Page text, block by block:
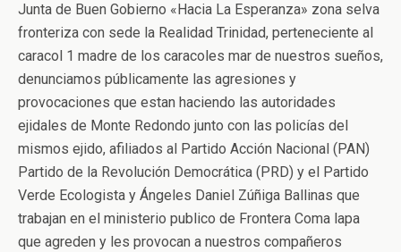
Junta de Buen Gobierno «Hacia La Esperanza» zona selva
fronteriza con sede la Realidad Trinidad, perteneciente al
caracol 1 madre de los caracoles mar de nuestros sueños,
denunciamos públicamente las agresiones y
provocaciones que estan haciendo las autoridades
ejidales de Monte Redondo junto con las policías del
mismos ejido, afiliados al Partido Acción Nacional (PAN)
Partido de la Revolución Democrática (PRD) y el Partido
Verde Ecologista y Ángeles Daniel Zúñiga Ballinas que
trabajan en el ministerio publico de Frontera Coma lapa
que agreden y les provocan a nuestros compañeros